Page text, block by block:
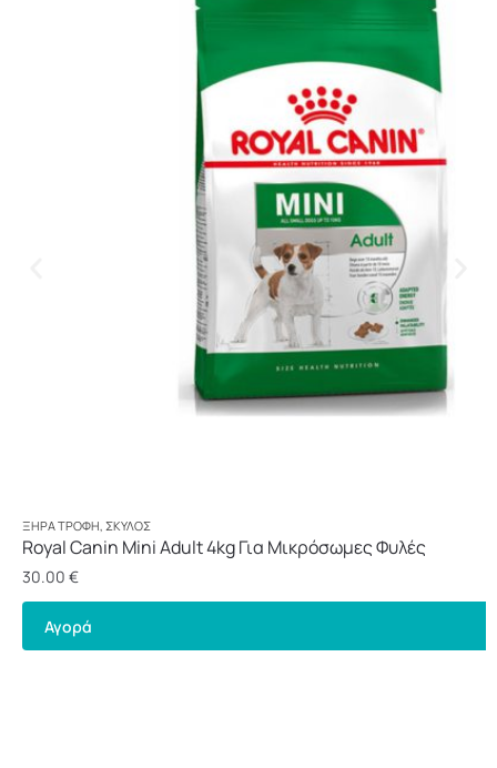
ΞΗΡΆ ΤΡΟΦΉ, ΣΚΎΛΟΣ
Royal Canin Mini Adult 4kg Για Μικρόσωμες Φυλές
30.00 €
Αγορά